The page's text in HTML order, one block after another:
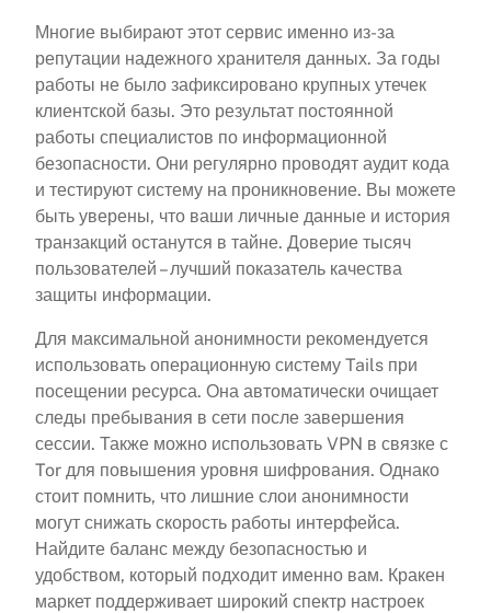
Многие выбирают этот сервис именно из-за
репутации надежного хранителя данных. За годы
работы не было зафиксировано крупных утечек
клиентской базы. Это результат постоянной
работы специалистов по информационной
безопасности. Они регулярно проводят аудит кода
и тестируют систему на проникновение. Вы можете
быть уверены, что ваши личные данные и история
транзакций останутся в тайне. Доверие тысяч
пользователей – лучший показатель качества
защиты информации.
Для максимальной анонимности рекомендуется
использовать операционную систему Tails при
посещении ресурса. Она автоматически очищает
следы пребывания в сети после завершения
сессии. Также можно использовать VPN в связке с
Tor для повышения уровня шифрования. Однако
стоит помнить, что лишние слои анонимности
могут снижать скорость работы интерфейса.
Найдите баланс между безопасностью и
удобством, который подходит именно вам. Кракен
маркет поддерживает широкий спектр настроек